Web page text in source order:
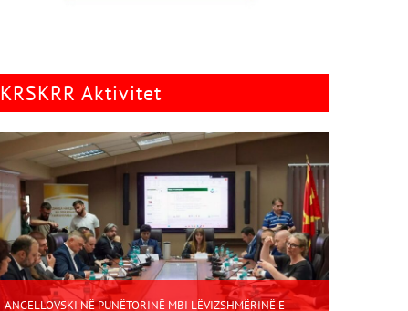
KRSKRR Aktivitet
ANGELLOVSKI NË PUNËTORINË MBI LËVIZSHMËRINË E